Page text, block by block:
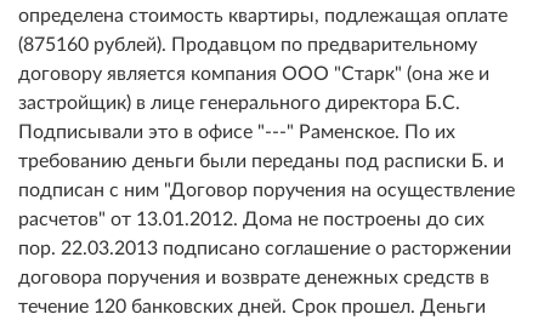
определена стоимость квартиры, подлежащая оплате
(875160 рублей). Продавцом по предварительному
договору является компания ООО "Старк" (она же и
застройщик) в лице генерального директора Б.С.
Подписывали это в офисе "---" Раменское. По их
требованию деньги были переданы под расписки Б. и
подписан с ним "Договор поручения на осуществление
расчетов" от 13.01.2012. Дома не построены до сих
пор. 22.03.2013 подписано соглашение о расторжении
договора поручения и возврате денежных средств в
течение 120 банковских дней. Срок прошел. Деньги